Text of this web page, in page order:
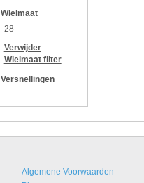
Wielmaat
28
Verwijder
Wielmaatfilter
Versnellingen
Algemene Voorwaarden